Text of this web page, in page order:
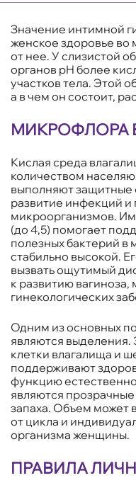
Значение интимной
женское здоровье во
от нее. У слизистой
органов pH более
участков тела. Этой
а в чем он состоит,
МИКРОФЛОРА
Кислая среда
количеством
выполняют
развитие инфекций и
микроорганизмов.
(до 4,5) помогает
полезных бактерий
стабильно высокой.
вызвать ощутимый
к развитию
гинекологических
Одним из основных
являются выделения.
клетки влагалища и
поддерживают
функцию
являются
запаха. Объем может
от цикла и
организма женщины.
ПРАВИЛА